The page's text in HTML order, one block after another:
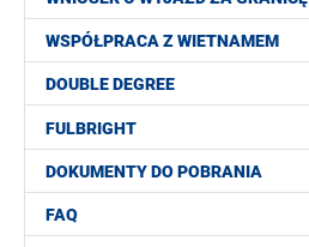
WSPÓŁPRACA Z WIETNAMEM
DOUBLE DEGREE
FULBRIGHT
DOKUMENTY DO POBRANIA
FAQ